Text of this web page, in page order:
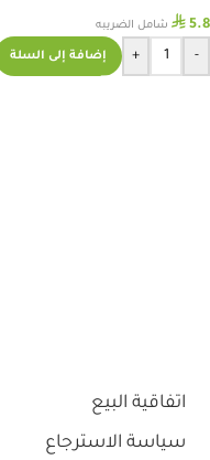
⃁ 5.8 شامل الضريبه
-
+ إضافة إلى السلة
اتفاقية البيع
سياسة الاسترجاع